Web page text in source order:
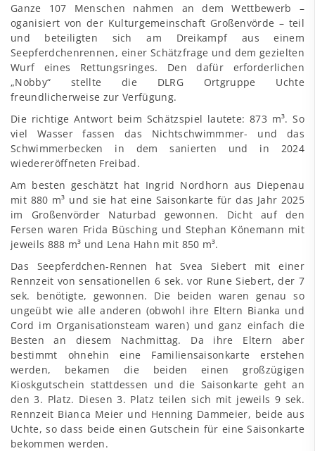
Ganze 107 Menschen nahmen an dem Wettbewerb –
oganisiert von der Kulturgemeinschaft Großenvörde – teil
und beteiligten sich am Dreikampf aus einem
Seepferdchenrennen, einer Schätzfrage und dem gezielten
Wurf eines Rettungsringes. Den dafür erforderlichen
„Nobby“ stellte die DLRG Ortgruppe Uchte
freundlicherweise zur Verfügung.
Die richtige Antwort beim Schätzspiel lautete: 873 m³. So
viel Wasser fassen das Nichtschwimmmer- und das
Schwimmerbecken in dem sanierten und in 2024
wiedereröffneten Freibad.
Am besten geschätzt hat Ingrid Nordhorn aus Diepenau
mit 880 m³ und sie hat eine Saisonkarte für das Jahr 2025
im Großenvörder Naturbad gewonnen. Dicht auf den
Fersen waren Frida Büsching und Stephan Könemann mit
jeweils 888 m³ und Lena Hahn mit 850 m³.
Das Seepferdchen-Rennen hat Svea Siebert mit einer
Rennzeit von sensationellen 6 sek. vor Rune Siebert, der 7
sek. benötigte, gewonnen. Die beiden waren genau so
ungeübt wie alle anderen (obwohl ihre Eltern Bianka und
Cord im Organisationsteam waren) und ganz einfach die
Besten an diesem Nachmittag. Da ihre Eltern aber
bestimmt ohnehin eine Familiensaisonkarte erstehen
werden, bekamen die beiden einen großzügigen
Kioskgutschein stattdessen und die Saisonkarte geht an
den 3. Platz. Diesen 3. Platz teilen sich mit jeweils 9 sek.
Rennzeit Bianca Meier und Henning Dammeier, beide aus
Uchte, so dass beide einen Gutschein für eine Saisonkarte
bekommen werden.